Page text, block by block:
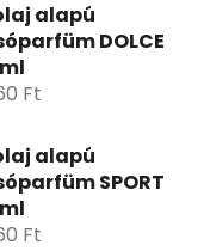
alapú
DOLCE
Ft
alapú
SPORT
Ft